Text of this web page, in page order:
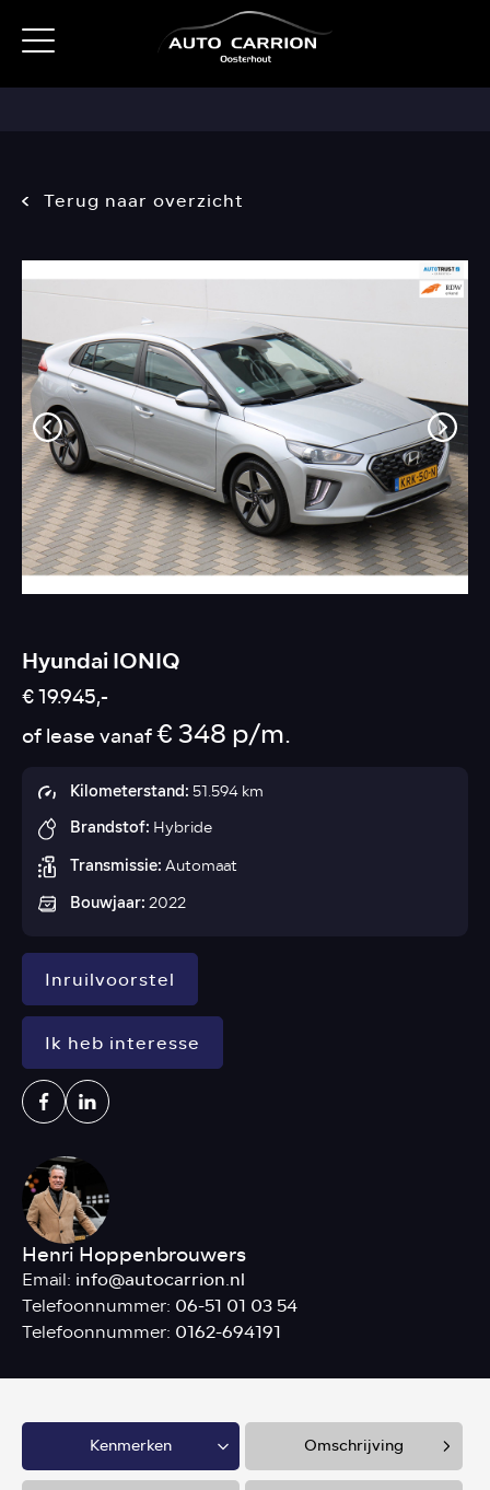
Terug naar overzicht
Hyundai IONIQ
€ 19.945,-
of lease vanaf€ 348 p/m.
Kilometerstand:51.594 km
Brandstof: Hybride
Transmissie:Automaat
Bouwjaar:2022
Inruilvoorstel
Ik heb interesse
Henri Hoppenbrouwers
Email: info@autocarrion.nl
Telefoonnummer: 06-51 01 03 54
Telefoonnummer: 0162-694191
Kenmerken Omschrijving